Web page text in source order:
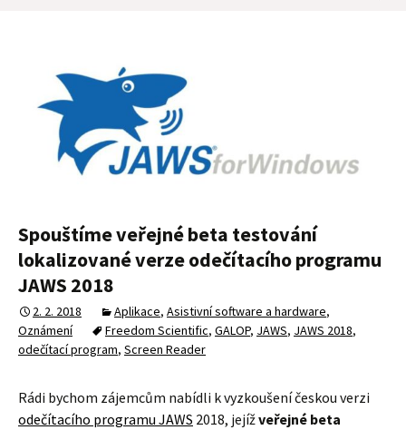
Spouštíme veřejné beta testování
lokalizované verze odečítacího programu
JAWS 2018
2. 2. 2018 Aplikace, Asistivní software a hardware,
Oznámení
Freedom Scientific, GALOP, JAWS, JAWS 2018,
odečítací program, Screen Reader
Rádi bychom zájemcům nabídli k vyzkoušení českou verzi
odečítacího programu JAWS 2018, jejížveřejné beta